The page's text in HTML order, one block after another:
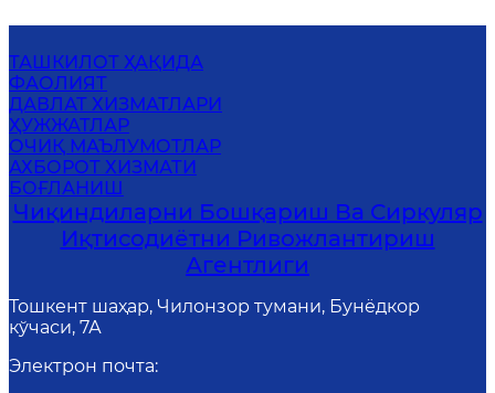
ТАШКИЛОТ ҲАҚИДА
ФАОЛИЯТ
ДАВЛАТ ХИЗМАТЛАРИ
ҲУЖЖАТЛАР
ОЧИҚ МАЪЛУМОТЛАР
АХБОРОТ ХИЗМАТИ
БОҒЛАНИШ
Чиқиндиларни Бошқариш Ва Сиркуляр
Иқтисодиётни Ривожлантириш
Агентлиги
Тошкент шаҳар, Чилонзор тумани, Бунёдкор
кўчаси, 7А
Электрон почта: